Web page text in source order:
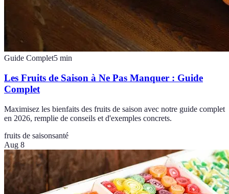
Guide Complet5 min
Les Fruits de Saison à Ne Pas Manquer : Guide
Complet
Maximisez les bienfaits des fruits de saison avec notre guide complet
en 2026, remplie de conseils et d'exemples concrets.
fruits de saisonsanté
Aug 8